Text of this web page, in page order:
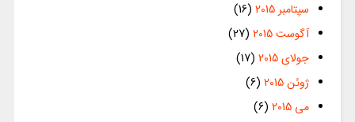
سپتامبر 2015
(16)
آگوست 2015
(27)
جولای 2015
(17)
ژوئن 2015
(6)
می 2015
(6)